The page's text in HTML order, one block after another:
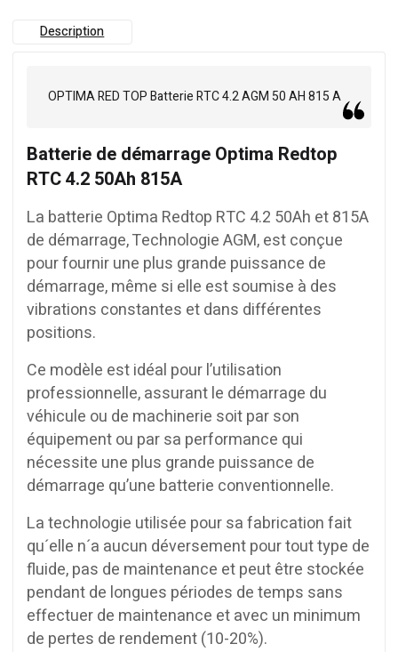
Description
OPTIMA RED TOP Batterie RTC 4.2 AGM 50 AH 815 A
Batterie de démarrage Optima Redtop
RTC 4.2 50Ah 815A
La batterie Optima Redtop RTC 4.2 50Ah et 815A
de démarrage, Technologie AGM, est conçue
pour fournir une plus grande puissance de
démarrage, même si elle est soumise à des
vibrations constantes et dans différentes
positions.
Ce modèle est idéal pour l’utilisation
professionnelle, assurant le démarrage du
véhicule ou de machinerie soit par son
équipement ou par sa performance qui
nécessite une plus grande puissance de
démarrage qu’une batterie conventionnelle.
La technologie utilisée pour sa fabrication fait
qu´elle n´a aucun déversement pour tout type de
fluide, pas de maintenance et peut être stockée
pendant de longues périodes de temps sans
effectuer de maintenance et avec un minimum
de pertes de rendement (10-20%).